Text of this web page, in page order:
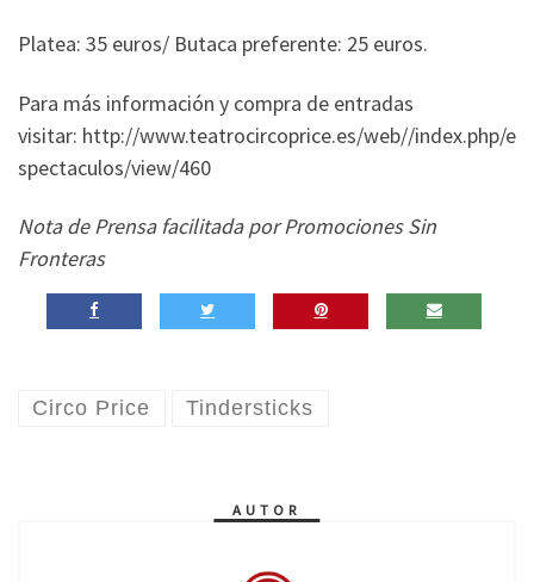
Platea: 35 euros/ Butaca preferente: 25 euros.
Para más información y compra de entradas
visitar: http://www.teatrocircoprice.es/web//index.php/e
spectaculos/view/460
Nota de Prensa facilitada por Promociones Sin
Fronteras
Circo Price Tindersticks
AUTOR